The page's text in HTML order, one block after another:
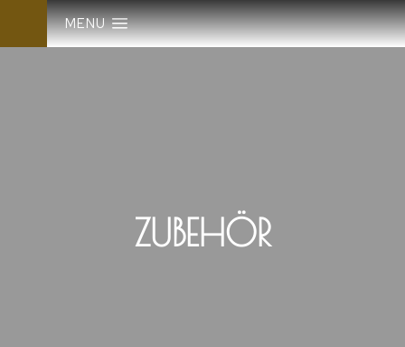
MENU
ZUBEHÖR